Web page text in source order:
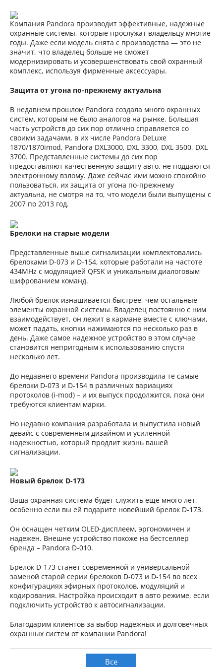
Компания Pandora производит эффективные, надежные
охранные системы, которые прослужат владельцу многие
годы. Даже если модель снята с производства — это не
значит, что владелец больше не сможет
модернизировать и усовершенствовать свой охранный
комплекс, используя фирменные аксессуары.
Защита от угона по-прежнему актуальна
В недавнем прошлом Pandora создала много охранных
систем, которым не было аналогов на рынке. Большая
часть устройств до сих пор отлично справляется со
своими задачами, в их числе Pandora DeLuxe
1870/1870imod, Pandora DXL3000, DXL 3300, DXL 3500, DXL
3700. Представленные системы до сих пор
предоставляют качественную защиту авто, не поддаются
электронному взлому. Даже сейчас ими можно спокойно
пользоваться, их защита от угона по-прежнему
актуальна, не смотря на то, что модели были выпущены с
2007 по 2013 год.
Брелоки на старые модели
Представленные выше сигнализации комплектовались
брелоками D-073 и D-154, которые работали на частоте
434MHz с модуляцией QFSK и уникальным диалоговым
шифрованием команд.
Любой брелок изнашивается быстрее, чем остальные
элементы охранной системы. Владелец постоянно с ним
взаимодействует, он лежит в кармане вместе с ключами,
может падать, кнопки нажимаются по несколько раз в
день. Даже самое надежное устройство в этом случае
становится непригодным к использованию спустя
несколько лет.
До недавнего времени Pandora производила те самые
брелоки D-073 и D-154 в различных вариациях
протоколов (i-mod) – и их выпуск продолжится, пока они
требуются клиентам марки.
Но недавно компания разработала и выпустила новый
девайс с современным дизайном и усиленной
надежностью, который продлит жизнь вашей
сигнализации.
Новый брелок D-173
Ваша охранная система будет служить еще много лет,
особенно если вы ей подарите новейший брелок D-173.
Он оснащен четким OLED-дисплеем, эргономичен и
надежен. Внешне устройство похоже на бестселлер
бренда – Pandora D-010.
Брелок D-173 станет современной и универсальной
заменой старой серии брелоков D-073 и D-154 во всех
конфигурациях эфирных протоколов, модуляций и
кодирования. Настройка происходит в авто режиме, если
подключить устройство к автосигнализации.
Благодарим клиентов за выбор надежных и долговечных
охранных систем от компании Pandora!
Все